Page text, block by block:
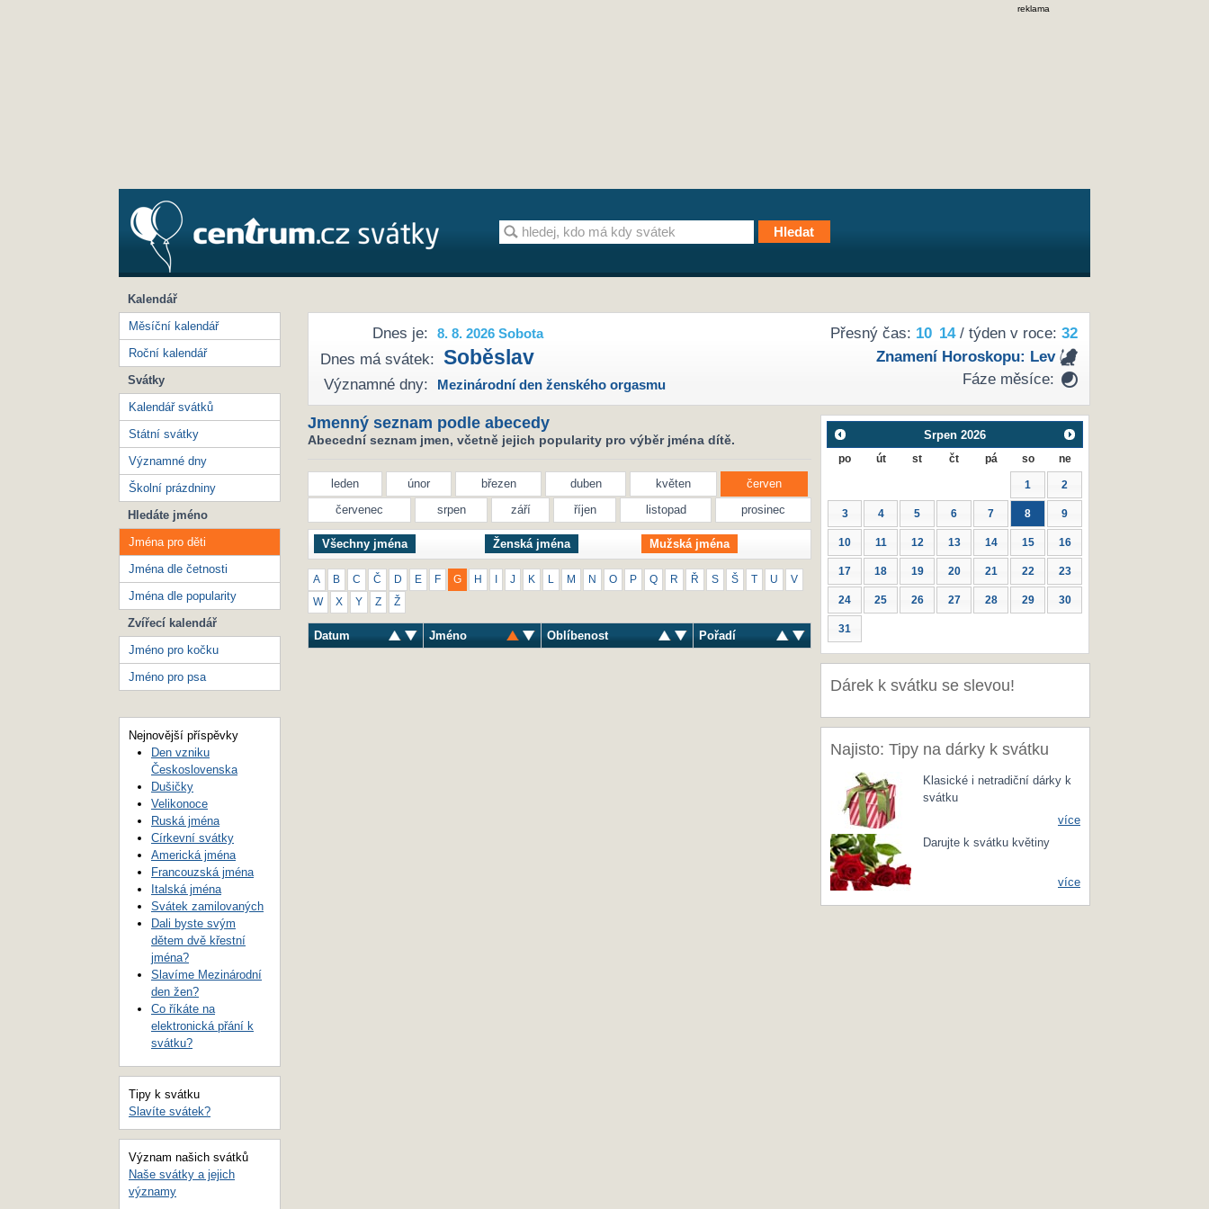
reklama
Přesný čas: 10 14/ týden v roce: 32
Znamení Horoskopu: Lev
Fáze měsíce:
Dnes je: 8. 8. 2026 Sobota
Dnes má svátek: Soběslav
Významné dny: Mezinárodní den ženského orgasmu
Jmenný seznam podle abecedy
Abecední seznam jmen, včetně jejich popularity pro výběr jména dítě.
leden únor březen duben květen
červen
červenec
srpen září říjen listopad prosinec
Všechny jména Ženská jména Mužská jména
A B C Č D E F G H J K M N O P Q R Ř S Š T U V
W X Y Z Ž
Datum Jméno Oblíbenost Pořadí
Srpen 2026
po út st čt pá so ne
1 2
3 4 5 6 7 8 9
10 11 12 13 14 15 16
17 18 19 20 21 22 23
24 25 26 27 28 29 30
31
Dárek k svátku se slevou!
Najisto: Tipy na dárky k svátku
Klasické i netradiční dárky k
svátku
více
Darujte k svátku květiny
více
Kalendář
Měsíční kalendář
Roční kalendář
Svátky
Kalendář svátků
Státní svátky
Významné dny
Školní prázdniny
Hledáte jméno
Jména pro děti
Jména dle četnosti
Jména dle popularity
Zvířecí kalendář
Jméno pro kočku
Jméno pro psa
Nejnovější příspěvky
Den vzniku
Československa
Dušičky
Velikonoce
Ruská jména
Církevní svátky
Americká jména
Francouzská jména
Italská jména
Svátek zamilovaných
Dali byste svým
dětem dvě křestní
jména?
Slavíme Mezinárodní
den žen?
Co říkáte na
elektronická přání k
svátku?
Tipy k svátku
Slavíte svátek?
Význam našich svátků
Naše svátky a jejich
významy